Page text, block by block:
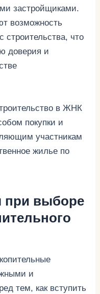
застройщиками.
возможность
строительства, что
доверия и
в ЖНК
покупки и
участникам
жилье по
выборе
и
тем, как вступить